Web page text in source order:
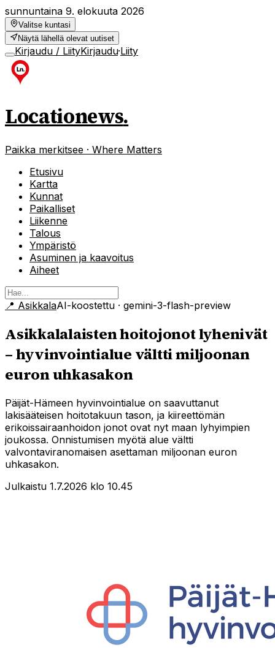
sunnuntaina 9. elokuuta 2026
Valitse kuntasi
Näytä lähellä olevat uutiset
Kirjaudu / LiityKirjaudu·Liity
Locationews.
Paikka merkitsee · Where Matters
Etusivu
Kartta
Kunnat
Paikalliset
Liikenne
Talous
Ympäristö
Asuminen ja kaavoitus
Aiheet
📍 AsikkalaAI-koostettu · gemini-3-flash-preview
Asikkalalaisten hoitojonot lyhenivät
– hyvinvointialue vältti miljoonan
euron uhkasakon
Päijät-Hämeen hyvinvointialue on saavuttanut
lakisääteisen hoitotakuun tason, ja kiireettömän
erikoissairaanhoidon jonot ovat nyt maan lyhyimpien
joukossa. Onnistumisen myötä alue vältti
valvontaviranomaisen asettaman miljoonan euron
uhkasakon.
Julkaistu 1.7.2026 klo 10.45